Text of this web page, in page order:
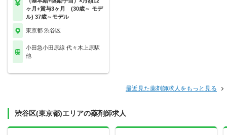
ヶ月+賞与3ヶ月 (30歳～ モデ
ル) 37歳～モデル
東京都 渋谷区
小田急小田原線 代々木上原駅
他
最近見た薬剤師求人をもっと見る
渋谷区(東京都)エリアの薬剤師求人